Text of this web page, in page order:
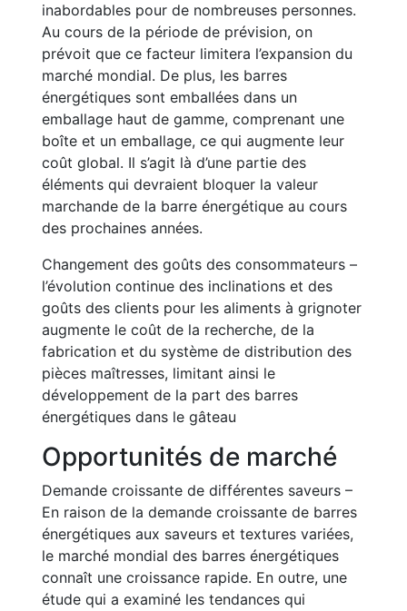
inabordables pour de nombreuses personnes.
Au cours de la période de prévision, on
prévoit que ce facteur limitera l’expansion du
marché mondial. De plus, les barres
énergétiques sont emballées dans un
emballage haut de gamme, comprenant une
boîte et un emballage, ce qui augmente leur
coût global. Il s’agit là d’une partie des
éléments qui devraient bloquer la valeur
marchande de la barre énergétique au cours
des prochaines années.
Changement des goûts des consommateurs –
l’évolution continue des inclinations et des
goûts des clients pour les aliments à grignoter
augmente le coût de la recherche, de la
fabrication et du système de distribution des
pièces maîtresses, limitant ainsi le
développement de la part des barres
énergétiques dans le gâteau
Opportunités de marché
Demande croissante de différentes saveurs –
En raison de la demande croissante de barres
énergétiques aux saveurs et textures variées,
le marché mondial des barres énergétiques
connaît une croissance rapide. En outre, une
étude qui a examiné les tendances qui